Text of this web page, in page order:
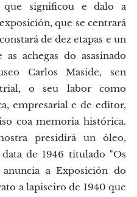
que significou e dalo a
que se centrará
de dez etapas e un
achegas do asasinado
Carlos Maside, sen
o seu labor como
empresarial e de editor,
coa memoria histórica.
presidirá un óleo,
de 1946 titulado "Os
a Exposición do
a lapiseiro de 1940 que